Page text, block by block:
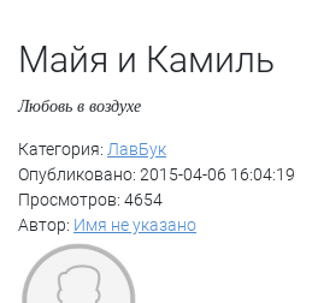
Майя и Камиль
Любовь в воздухе
Категория: ЛавБук
Опубликовано: 2015-04-06 16:04:19
Просмотров: 4654
Автор: Имя не указано